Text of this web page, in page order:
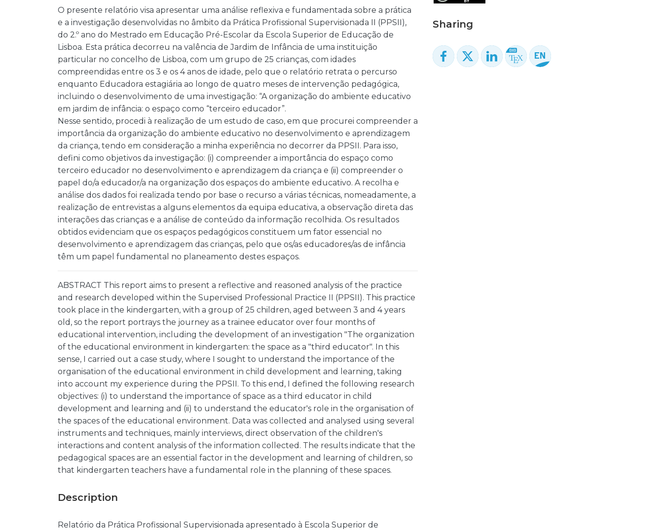
O presente relatório visa apresentar uma análise reflexiva e fundamentada sobre a prática
e a investigação desenvolvidas no âmbito da Prática Profissional Supervisionada II (PPSII),
do 2.º ano do Mestrado em Educação Pré-Escolar da Escola Superior de Educação de
Lisboa. Esta prática decorreu na valência de Jardim de Infância de uma instituição
particular no concelho de Lisboa, com um grupo de 25 crianças, com idades
compreendidas entre os 3 e os 4 anos de idade, pelo que o relatório retrata o percurso
enquanto Educadora estagiária ao longo de quatro meses de intervenção pedagógica,
incluindo o desenvolvimento de uma investigação: “A organização do ambiente educativo
em jardim de infância: o espaço como “terceiro educador”.
Nesse sentido, procedi à realização de um estudo de caso, em que procurei compreender a
importância da organização do ambiente educativo no desenvolvimento e aprendizagem
da criança, tendo em consideração a minha experiência no decorrer da PPSII. Para isso,
defini como objetivos da investigação: (i) compreender a importância do espaço como
terceiro educador no desenvolvimento e aprendizagem da criança e (ii) compreender o
papel do/a educador/a na organização dos espaços do ambiente educativo. A recolha e
análise dos dados foi realizada tendo por base o recurso a várias técnicas, nomeadamente, a
realização de entrevistas a alguns elementos da equipa educativa, a observação direta das
interações das crianças e a análise de conteúdo da informação recolhida. Os resultados
obtidos evidenciam que os espaços pedagógicos constituem um fator essencial no
desenvolvimento e aprendizagem das crianças, pelo que os/as educadores/as de infância
têm um papel fundamental no planeamento destes espaços.
ABSTRACT This report aims to present a reflective and reasoned analysis of the practice
and research developed within the Supervised Professional Practice II (PPSII). This practice
took place in the kindergarten, with a group of 25 children, aged between 3 and 4 years
old, so the report portrays the journey as a trainee educator over four months of
educational intervention, including the development of an investigation "The organization
of the educational environment in kindergarten: the space as a "third educator". In this
sense, I carried out a case study, where I sought to understand the importance of the
organisation of the educational environment in child development and learning, taking
into account my experience during the PPSII. To this end, I defined the following research
objectives: (i) to understand the importance of space as a third educator in child
development and learning and (ii) to understand the educator's role in the organisation of
the spaces of the educational environment. Data was collected and analysed using several
instruments and techniques, mainly interviews, direct observation of the children's
interactions and content analysis of the information collected. The results indicate that the
pedagogical spaces are an essential factor in the development and learning of children, so
that kindergarten teachers have a fundamental role in the planning of these spaces.
Description
Relatório da Prática Profissional Supervisionada apresentado à Escola Superior de
Sharing